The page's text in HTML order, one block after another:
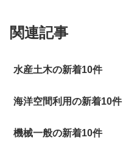
関連記事
水産土木の新着10件
海洋空間利用の新着10件
機械一般の新着10件